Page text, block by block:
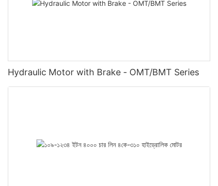
Hydraulic Motor with Brake - OMT/BMT Series